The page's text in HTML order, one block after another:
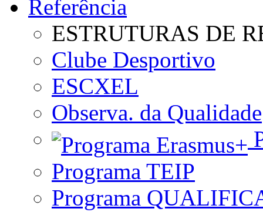
Referência
ESTRUTURAS DE
Clube Desportivo
ESCXEL
Observa. da Qualidade
Programa TEIP
Programa